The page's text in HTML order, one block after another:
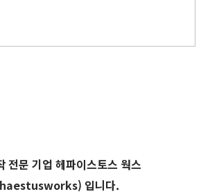
전문 기업 헤파이스토스 웍스
입니다.